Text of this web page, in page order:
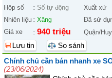
Hộp số : Số tự động Xuất xứ
Nhiên liệu : Xăng Đã sử
Giá xe
: 940 triệu Quận/
Lưu tin
So sánh
Chính chủ cần bán nhanh xe
(23/06/2024)